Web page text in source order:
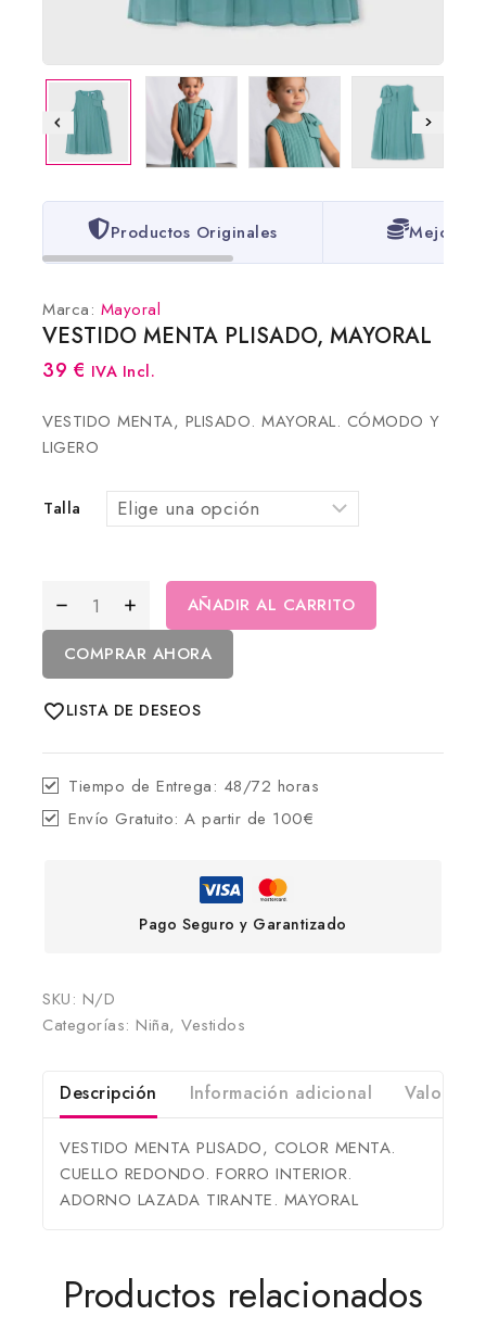
Productos Originales Mejores
Marca: Mayoral
VESTIDO MENTA PLISADO, MAYORAL
39 € IVA Incl.
VESTIDO MENTA, PLISADO. MAYORAL. CÓMODO Y
LIGERO
Talla
AÑADIR AL CARRITO
COMPRAR AHORA
LISTA DE DESEOS
Tiempo de Entrega: 48/72 horas
Envío Gratuito:A partir de 100€
Pago Seguro y Garantizado
SKU: N/D
Categorías: Niña, Vestidos
Descripción Información adicional
VESTIDO MENTA PLISADO, COLOR MENTA.
CUELLO REDONDO. FORRO INTERIOR.
ADORNO LAZADA TIRANTE. MAYORAL
Productos relacionados